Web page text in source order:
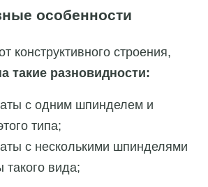
особенности
конструктивного строения,
такие разновидности:
с одним шпинделем и
типа;
с несколькими шпинделями
такого вида;